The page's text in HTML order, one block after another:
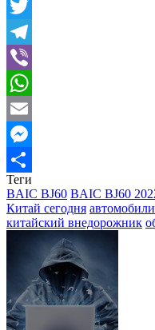
Mail.Ru
Twitter
Telegram
Viber
WhatsApp
Email
Messenger
Отправить
Теги
BAIC BJ60 BAIC BJ60
Китай сегодня
китайский внедорожник